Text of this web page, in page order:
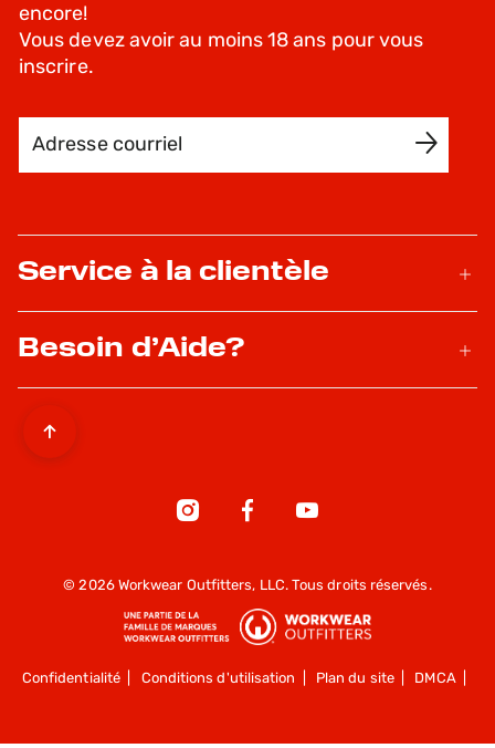
encore!
Vous devez avoir au moins 18 ans pour vous
inscrire.
Service à la clientèle
Besoin d’Aide?
© 2026 Workwear Outfitters, LLC. Tous droits réservés.
Confidentialité Conditions d'utilisation Plan du site| DMCA|